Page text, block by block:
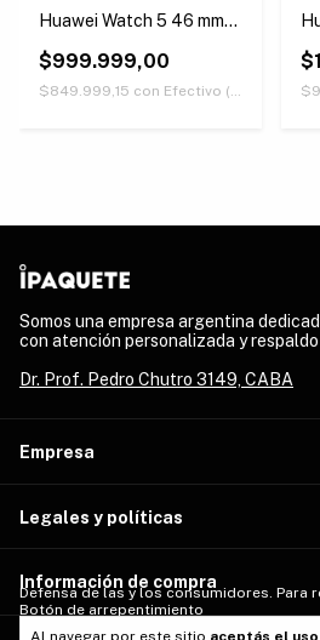
Al navegar por este sitio aceptás el
Huawei Watch 5 46 mm
$999.999,00
$849.999,15 con Efectivo (Únicamente retirando en nuestras sucursales)
Somos una empresa argentina
con atención personalizada y
Dr. Prof. Pedro Chutro 3149, CABA
Empresa
Legales y políticas
Información de compra
Defensa de las y los consumidores. Para
Botón de arrepentimiento